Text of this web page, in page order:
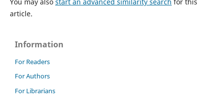
article.
Information
For Readers
For Authors
For Librarians